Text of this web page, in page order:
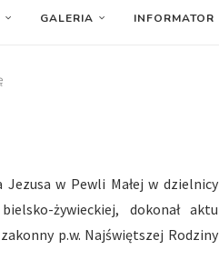
GALERIA INFORMATOR
w Pewli Małej w dzielnicy
żywieckiej, dokonał aktu
p.w. Najświętszej Rodziny